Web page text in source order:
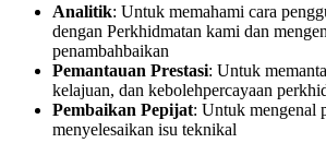
Analitik: Untuk memahami cara
dengan Perkhidmatan kami dan
penambahbaikan
Pemantauan Prestasi: Untuk
kelajuan, dan kebolehpercayaan
Pembaikan Pepijat: Untuk mengenal
menyelesaikan isu teknikal